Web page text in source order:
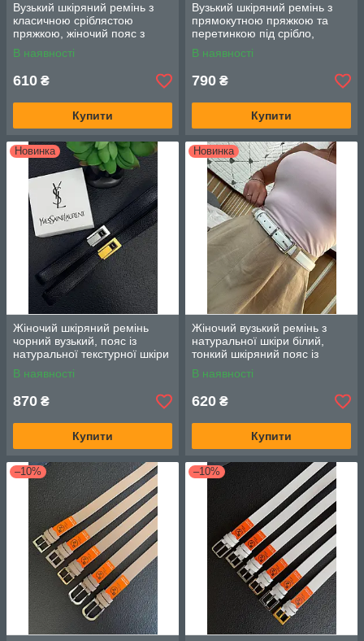
Вузький шкіряний ремінь з
класичною сріблястою
пряжкою, жіночий пояс з
натуральної шкіри з
прямокутною металевою
В наявності
610 ₴
Купити
Вузький шкіряний ремінь з
прямокутною пряжкою та
перетинкою під срібло,
жіночий пояс з фактурної
шкіри з сріблястою рамкою
В наявності
790 ₴
Купити
Новинка
Жіночий шкіряний ремінь
чорний вузький, пояс із
натуральної текстурної шкіри
з металевою пряжкою. Колір:
чорний
В наявності
870 ₴
Купити
Новинка
Жіночий вузький ремінь з
натуральної шкіри білий,
тонкий шкіряний пояс із
металевою пряжкою.
В наявності
620 ₴
Купити
–10% –10%